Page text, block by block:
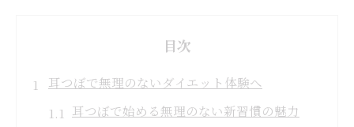
目次
耳つぼで無理のないダイエット体験へ
耳つぼで始める無理のない新習慣の魅力